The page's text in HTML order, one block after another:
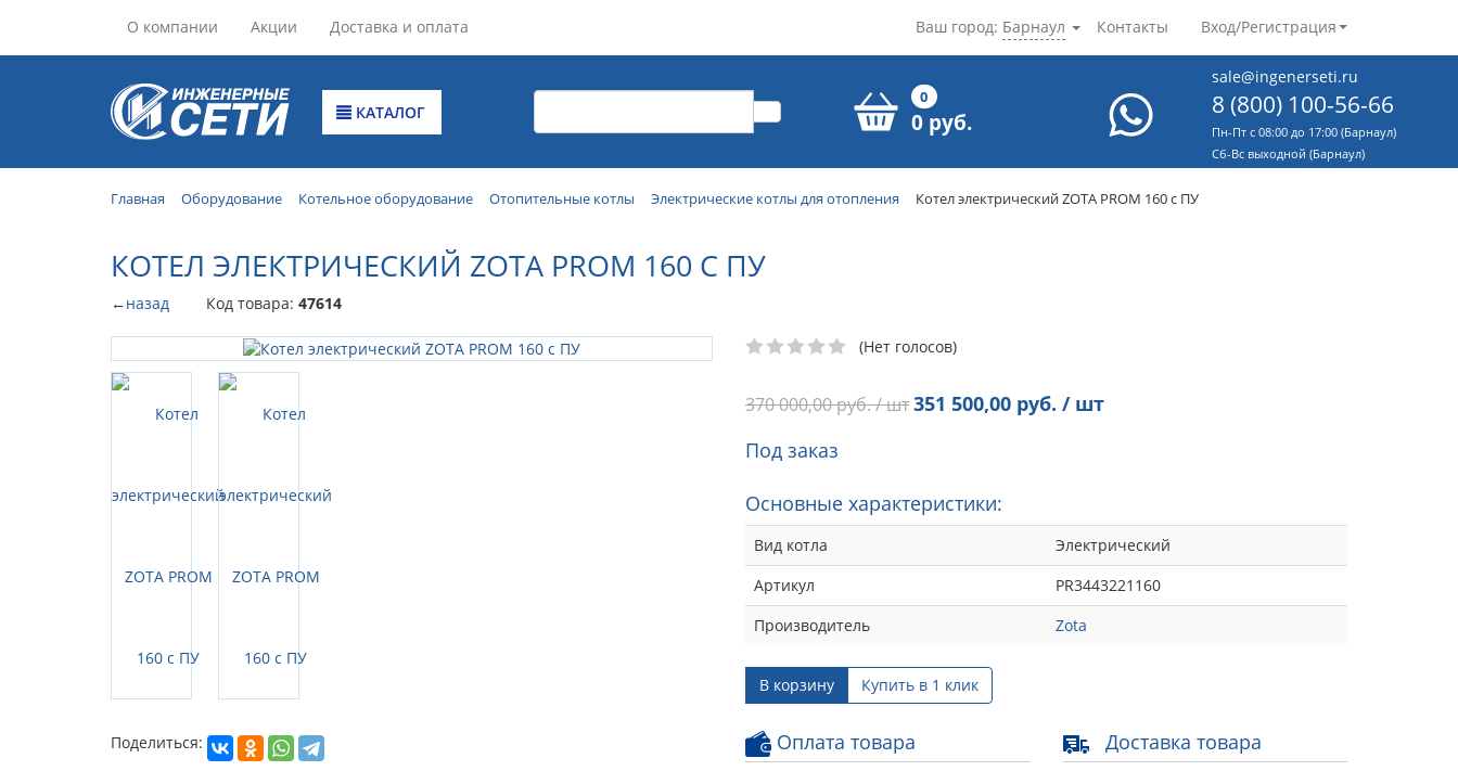
О компании Акции Доставка и оплата Контакты Вход/Регистрация
Ваш город: Барнаул
КАТАЛОГ
0
0 руб.
sale@ingenerseti.ru
8 (800) 100-56-66
Пн-Пт с 08:00 до 17:00 (Барнаул)
Cб-Вс выходной (Барнаул)
Главная Оборудование Котельное оборудование Отопительные котлы Электрические котлы для отопления Котел электрический ZOTA PROM 160 с ПУ
КОТЕЛ ЭЛЕКТРИЧЕСКИЙ ZOTA PROM 160 С ПУ
←назад Код товара: 47614
Поделиться:
(Нет голосов)
370 000,00руб. / шт351 500,00 руб. / шт
Под заказ
Основные характеристики:
Вид котла
Электрический
Артикул
PR3443221160
Производитель
Zota
В корзину Купить в 1 клик
Оплата товара Доставка товара